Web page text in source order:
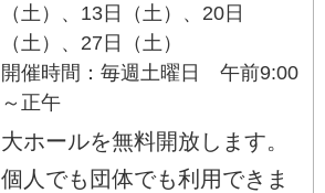
（土）、13日（土）、20日
（土）、27日（土）
開催時間：毎週土曜日 午前9:00
～正午
大ホールを無料開放します。
個人でも団体でも利用できま